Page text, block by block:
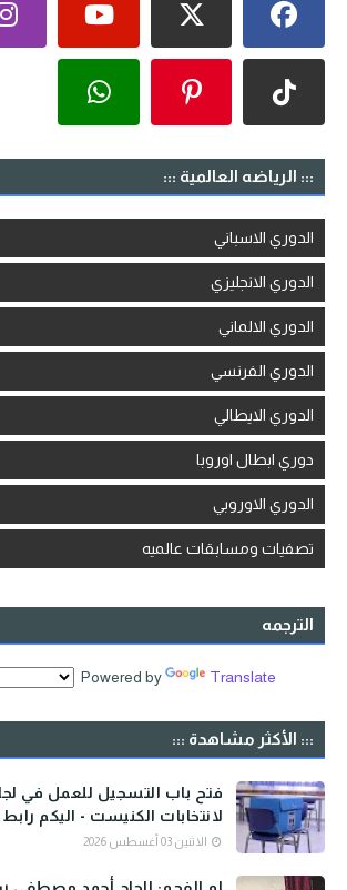
::: الرياضه العالمية :::
الدوري الاسباني
الدوري الانجليزي
الدوري الالماني
الدوري الفرنسي
الدوري الايطالي
دوري ابطال اوروبا
الدوري الاوروبي
تصفيات ومسابقات عالميه
الترجمه
Powered by Translate
::: الأكثر مشاهدة :::
فتح باب التسجيل للعمل في
لانتخابات الكنيست - اليكم
الاثنين 03 أغسطس 2026